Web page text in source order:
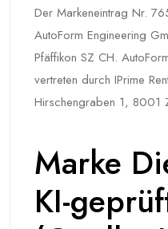
Der Markeneintrag Nr.
AutoForm Engineering
Pfäffikon SZ CH.
vertreten durch IPrime
Hirschengraben 1, 8001
Marke
KI-